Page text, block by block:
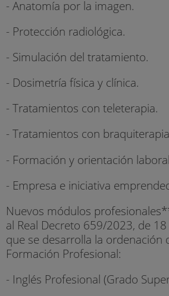
- Anatomía por la imagen.
- Protección radiológica.
- Simulación del tratamiento.
- Dosimetría física y clínica.
- Tratamientos con teleterapia.
- Tratamientos con
- Formación y orientación
- Empresa e iniciativa
Nuevos módulos
al Real Decreto 659/2023, de
que se desarrolla la ordenación
Formación Profesional:
- Inglés Profesional (Grado